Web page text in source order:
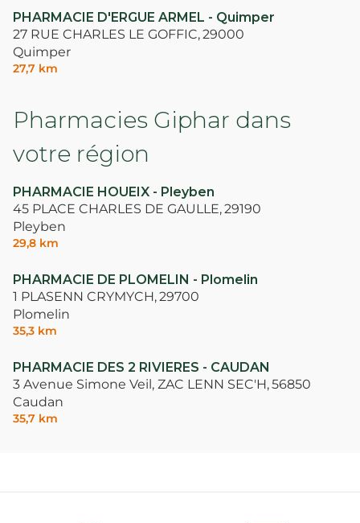
PHARMACIE D'ERGUE ARMEL - Quimper
27 RUE CHARLES LE GOFFIC,29000
Quimper
27,7 km
Pharmacies Giphar dans
votre région
PHARMACIE HOUEIX - Pleyben
45 PLACE CHARLES DE GAULLE,29190
Pleyben
29,8 km
PHARMACIE DE PLOMELIN - Plomelin
1 PLASENN CRYMYCH,29700
Plomelin
35,3 km
PHARMACIE DES 2 RIVIERES - CAUDAN
3 Avenue Simone Veil, ZAC LENN SEC'H,56850
Caudan
35,7 km